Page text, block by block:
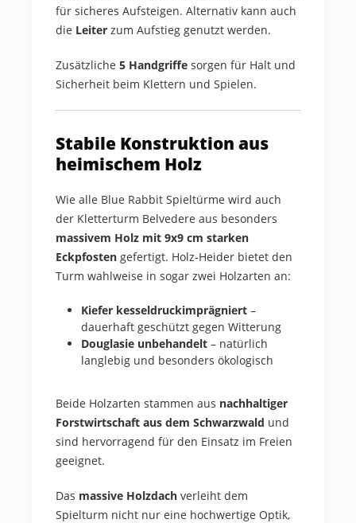
für sicheres Aufsteigen. Alternativ kann auch
die Leiter zum Aufstieg genutzt werden.
Zusätzliche 5 Handgriffe sorgen für Halt und
Sicherheit beim Klettern und Spielen.
Stabile Konstruktion aus
heimischem Holz
Wie alle Blue Rabbit Spieltürme wird auch
der Kletterturm Belvedere aus besonders
massivem Holz mit 9x9 cm starken
Eckpfosten gefertigt. Holz-Heider bietet den
Turm wahlweise in sogar zwei Holzarten an:
Kiefer kesseldruckimprägniert –
dauerhaft geschützt gegen Witterung
Douglasie unbehandelt – natürlich
langlebig und besonders ökologisch
Beide Holzarten stammen aus nachhaltiger
Forstwirtschaft aus dem Schwarzwald und
sind hervorragend für den Einsatz im Freien
geeignet.
Das massive Holzdach verleiht dem
Spielturm nicht nur eine hochwertige Optik,